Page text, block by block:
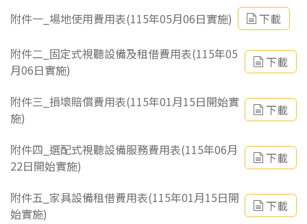
附件一_場地使用費用表(115年05月06日實施) 下載
附件二_固定式視聽設備及租借費用表(115年05
月06日實施)
下載
附件三_損壞賠償費用表(115年01月15日開始實
施)
下載
附件四_選配式視聽設備服務費用表(115年06月
22日開始實施)
下載
附件五_家具設備租借費用表(115年01月15日開
始實施)
下載